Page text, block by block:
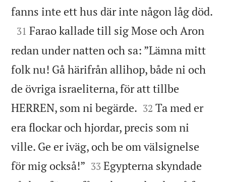
fanns inte ett hus där inte någon låg död.

31 Farao kallade till sig Mose och Aron
redan under natten och sa: ”Lämna mitt
folk nu! Gå härifrån allihop, både ni och
de övriga israeliterna, för att tillbe
HERREN, som ni begärde. 

32 Ta med er
era flockar och hjordar, precis som ni
ville. Ge er iväg, och be om välsignelse
för mig också!” 

33 Egypterna skyndade